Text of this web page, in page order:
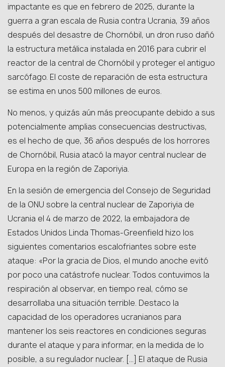
impactante es que en febrero de 2025, durante la
guerra a gran escala de Rusia contra Ucrania, 39 años
después del desastre de Chornóbil, un dron ruso dañó
la estructura metálica instalada en 2016 para cubrir el
reactor de la central de Chornóbil y proteger el antiguo
sarcófago. El coste de reparación de esta estructura
se estima en unos 500 millones de euros.
No menos, y quizás aún más preocupante debido a sus
potencialmente amplias consecuencias destructivas,
es el hecho de que, 36 años después de los horrores
de Chornóbil, Rusia atacó la mayor central nuclear de
Europa en la región de Zaporiyia.
En la sesión de emergencia del Consejo de Seguridad
de la ONU sobre la central nuclear de Zaporiyia de
Ucrania el 4 de marzo de 2022, la embajadora de
Estados Unidos Linda Thomas-Greenfield hizo los
siguientes comentarios escalofriantes sobre este
ataque: «Por la gracia de Dios, el mundo anoche evitó
por poco una catástrofe nuclear. Todos contuvimos la
respiración al observar, en tiempo real, cómo se
desarrollaba una situación terrible. Destaco la
capacidad de los operadores ucranianos para
mantener los seis reactores en condiciones seguras
durante el ataque y para informar, en la medida de lo
posible, a su regulador nuclear. […] El ataque de Rusia